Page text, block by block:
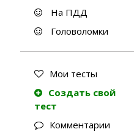
На ПДД
Головоломки
Мои тесты
Создать свой
тест
Комментарии